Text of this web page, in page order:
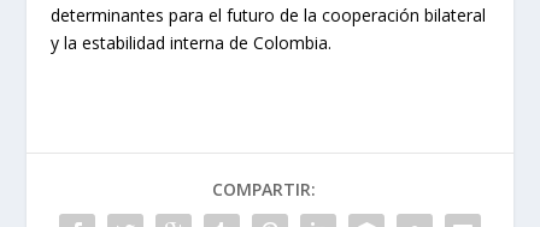
determinantes para el futuro de la cooperación bilateral
y la estabilidad interna de Colombia.
COMPARTIR: